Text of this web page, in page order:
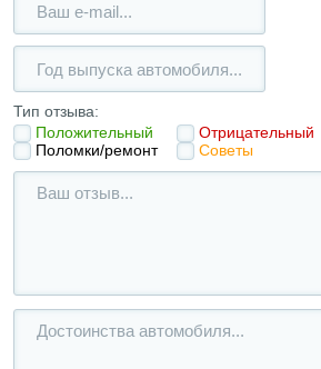
Тип отзыва:
Положительный
Отрицательный
Поломки/ремонт
Советы